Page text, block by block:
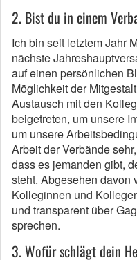
2. Bist du in einem
Ich bin seit letztem Jahr
nächste
auf einen persönlichen
Möglichkeit der
Austausch mit den
beigetreten, um unsere
um unsere
Arbeit der Verbände
dass es jemanden gibt,
steht. Abgesehen davon
Kolleginnen und
und transparent über
sprechen.
3. Wofür schlägt dein